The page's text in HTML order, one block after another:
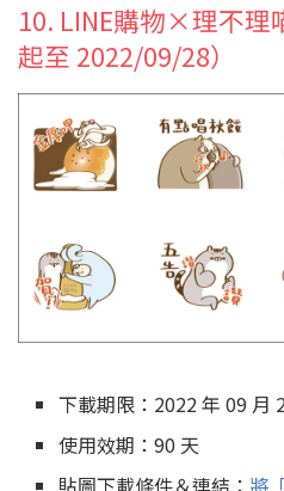
10. LINE購物×理不理
起至 2022/09/28）
下載期限：2022 年 09 月
使用效期：90 天
貼圖下載條件＆連結： 將